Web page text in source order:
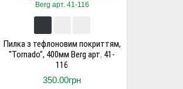
Пилка з тефлоновим покриттям,
"Tornado", 400мм Berg арт. 41-
116
350.00грн